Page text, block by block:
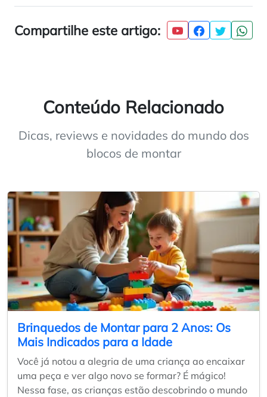
Compartilhe este artigo:
Conteúdo Relacionado
Dicas, reviews e novidades do mundo dos
blocos de montar
Brinquedos de Montar para 2 Anos: Os
Mais Indicados para a Idade
Você já notou a alegria de uma criança ao encaixar
uma peça e ver algo novo se formar? É mágico!
Nessa fase, as crianças estão descobrindo o mundo